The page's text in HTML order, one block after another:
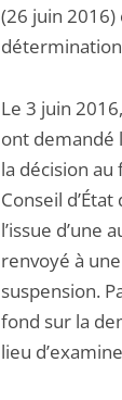
(26 juin
Le 3 juin
ont demandé
la décision
Conseil
l’issue d’une
renvoyé à
suspension.
fond sur la
lieu